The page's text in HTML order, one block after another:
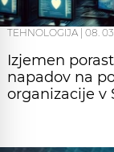
TEHNOLOGIJA 08.
Izjemen
napadov na
organizacije v